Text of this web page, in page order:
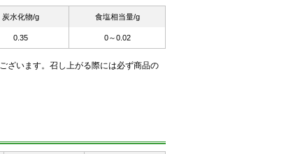
炭水化物/g 食塩相当量/g
0.35 0～0.02
ざいます。召し上がる際には必ず商品の